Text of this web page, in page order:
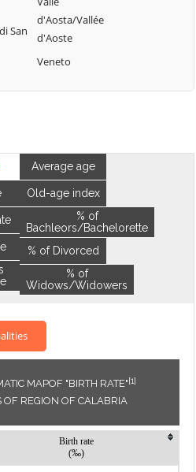
San
d'Aosta/Vallée
d'Aoste
Veneto
Average age
Old-age index
% of
Bachleors/Bachelorette
% of Divorced
% of
Widows/Widowers
MAPOF "BIRTH RATE"[1]
OF REGION OF CALABRIA
Birth rate
(‰)